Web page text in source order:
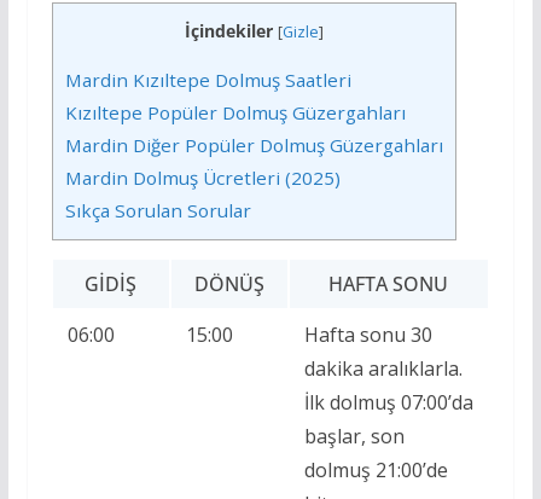
İçindekiler [Gizle]
Mardin Kızıltepe Dolmuş Saatleri
Kızıltepe Popüler Dolmuş Güzergahları
Mardin Diğer Popüler Dolmuş Güzergahları
Mardin Dolmuş Ücretleri (2025)
Sıkça Sorulan Sorular
GIDIŞ DÖNÜŞ
HAFTA SONU
06:00
15:00
Hafta sonu 30
dakika aralıklarla.
İlk dolmuş 07:00’da
başlar, son
dolmuş 21:00’de